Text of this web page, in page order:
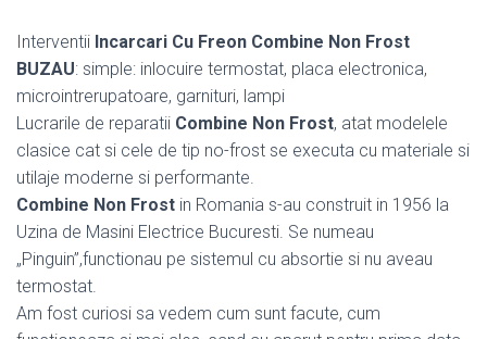
Interventii Incarcari Cu Freon Combine Non Frost
BUZAU: simple: inlocuire termostat, placa electronica,
microintrerupatoare, garnituri, lampi
Lucrarile de reparatii Combine Non Frost, atat modelele
clasice cat si cele de tip no-frost se executa cu materiale si
utilaje moderne si performante.
Combine Non Frost in Romania s-au construit in 1956 la
Uzina de Masini Electrice Bucuresti. Se numeau
„Pinguin”,functionau pe sistemul cu absortie si nu aveau
termostat.
Am fost curiosi sa vedem cum sunt facute, cum